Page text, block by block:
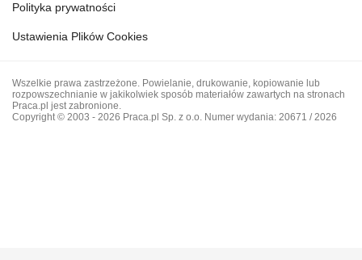
Polityka prywatności
Ustawienia Plików Cookies
Wszelkie prawa zastrzeżone. Powielanie, drukowanie, kopiowanie lub
rozpowszechnianie w jakikolwiek sposób materiałów zawartych na stronach
Praca.pl jest zabronione.
Copyright © 2003 - 2026 Praca.pl Sp. z o.o. Numer wydania: 20671 / 2026